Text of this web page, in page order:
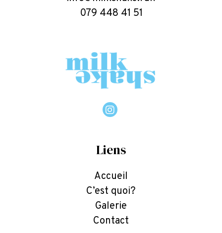
079 448 41 51
Liens
Accueil
C’est quoi?
Galerie
Contact